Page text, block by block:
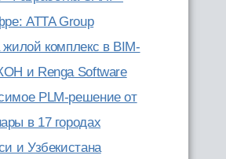
ATTA Group
жилой комплекс в BIM-
и Renga Software
PLM-решение от
в 17 городах
и Узбекистана